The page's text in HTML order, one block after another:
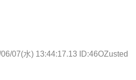
07(水) 13:44:17.13 ID:46OZusted